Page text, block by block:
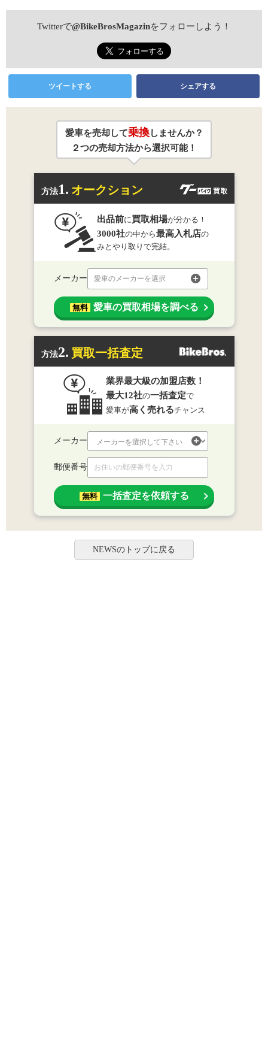
Twitterで@BikeBrosMagazinをフォローしよう！
ツイートする シェアする
愛車を売却して乗換しませんか？
２つの売却方法から選択可能！
方法1. オークション
出品前に 買取相場が分かる！
3000社の中から最高入札店の
みとやり取りで完結。
メーカー 愛車のメーカーを選択
無料 愛車の買取相場を調べる
方法2. 買取一括査定
業界最大級の加盟店数！
最大12社の一括査定で
愛車が高く売れるチャンス
メーカー
郵便番号
無料 一括査定を依頼する
NEWSのトップに戻る